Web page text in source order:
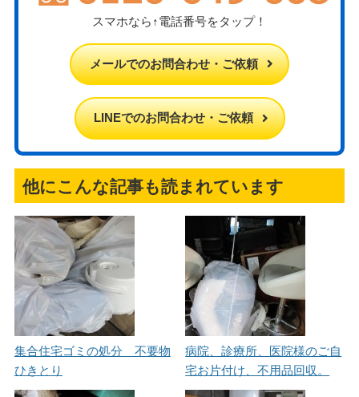
スマホなら↑電話番号をタップ！
メールでのお問合わせ・ご依頼
LINEでのお問合わせ・ご依頼
他にこんな記事も読まれています
集合住宅ゴミの処分 不要物
ひきとり
病院、診療所、医院様のご自
宅お片付け、不用品回収。